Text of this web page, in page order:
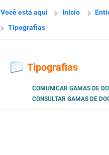
Você está aqui Início
Tipografias
Tipografias
COMUNICAR GAMAS DE
CONSULTAR GAMAS DE